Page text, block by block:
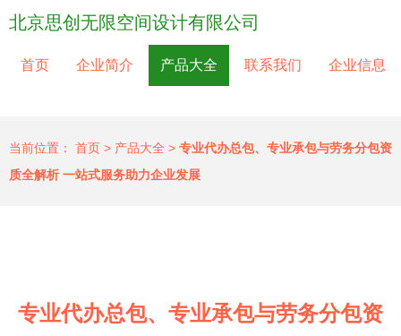
北京思创无限空间设计有限公司
首页 企业简介 产品大全 联系我们 企业信息
当前位置： 首页 > 产品大全 > 专业代办总包、专业承包与劳务分包资
质全解析 一站式服务助力企业发展
专业代办总包、专业承包与劳务分包资